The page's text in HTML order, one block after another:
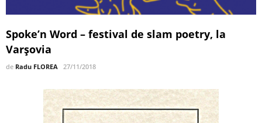
Spoke’n Word – festival de slam poetry, la
Varşovia
de Radu FLOREA 27/11/2018